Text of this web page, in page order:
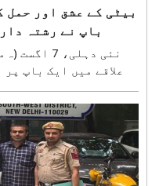
بیٹی کے عشق اور
باپ نے رشتہ
نئی
علاقے میں ایک باپ
عائد ہوا ہے۔ پولیس
کہ شادی سے قبل بیٹی
کو سماجی بدنامی